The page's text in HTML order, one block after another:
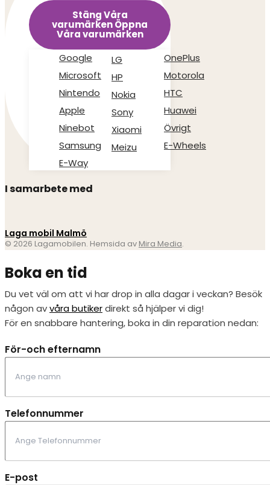
Stäng Våra
varumärkenÖppna
Våra varumärken
Google
Microsoft
Nintendo
Apple
Ninebot
Samsung
E-Way
LG
HP
Nokia
Sony
Xiaomi
Meizu
OnePlus
Motorola
HTC
Huawei
Övrigt
E-Wheels
I samarbete med
Laga mobil Malmö
© 2026 Lagamobilen. Hemsida av Mira Media.
Boka en tid
Du vet väl om att vi har drop in alla dagar i veckan? Besök
någon avvåra butikerdirekt så hjälper vi dig!
För en snabbare hantering, boka in din reparation nedan:
För-och efternamn
Telefonnummer
E-post